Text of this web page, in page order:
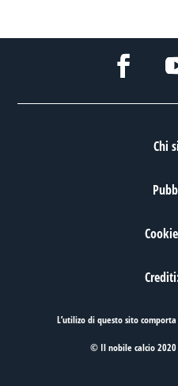
Chi
L’utilizo di questo sito
© Il nobile calcio